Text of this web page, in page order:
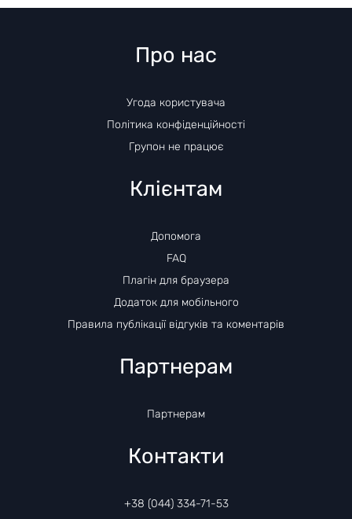
Про нас
Угода користувача
Політика конфіденційності
Групон не працює
Клієнтам
Допомога
FAQ
Плагін для браузера
Додаток для мобільного
Правила публікації відгуків та коментарів
Партнерам
Партнерам
Контакти
+38 (044) 334-71-53